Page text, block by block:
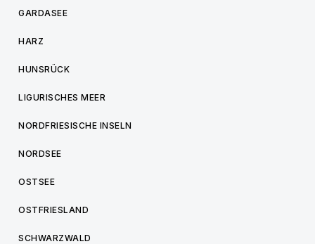
GARDASEE
HARZ
HUNSRÜCK
LIGURISCHES MEER
NORDFRIESISCHE INSELN
NORDSEE
OSTSEE
OSTFRIESLAND
SCHWARZWALD